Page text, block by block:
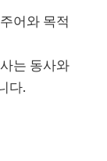
어와 목적
는 동사와
다.